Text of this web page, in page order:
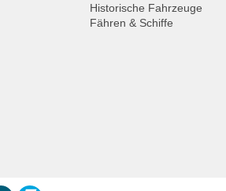
Historische Fahrzeuge
Fähren & Schiffe